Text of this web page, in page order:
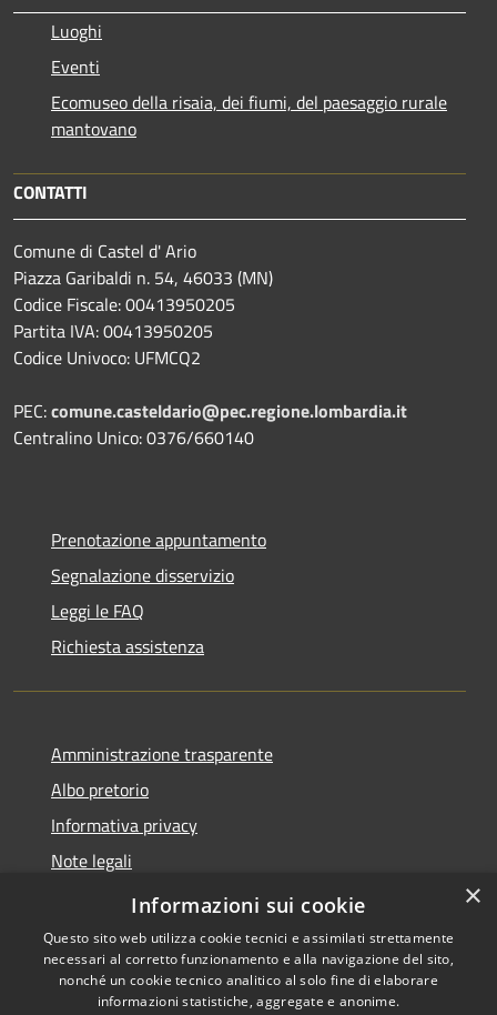
Luoghi
Eventi
Ecomuseo della risaia, dei fiumi, del paesaggio rurale
mantovano
CONTATTI
Comune di Castel d' Ario
Piazza Garibaldi n. 54, 46033 (MN)
Codice Fiscale: 00413950205
Partita IVA: 00413950205
Codice Univoco: UFMCQ2
PEC:comune.casteldario@pec.regione.lombardia.it
Centralino Unico: 0376/660140
Prenotazione appuntamento
Segnalazione disservizio
Leggi le FAQ
Richiesta assistenza
Amministrazione trasparente
Albo pretorio
Informativa privacy
Note legali
Dichiarazione di accessibilità
Copyright © 2026 • Comune di
×
Informazioni sui cookie
Questo sito web utilizza cookie tecnici e assimilati strettamente
necessari al corretto funzionamento e alla navigazione del sito,
nonché un cookie tecnico analitico al solo fine di elaborare
informazioni statistiche, aggregate e anonime.